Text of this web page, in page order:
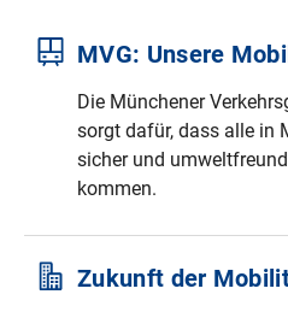
MVG: Unsere
Die Münchener
sorgt dafür, dass alle in
sicher und
kommen.
Zukunft der